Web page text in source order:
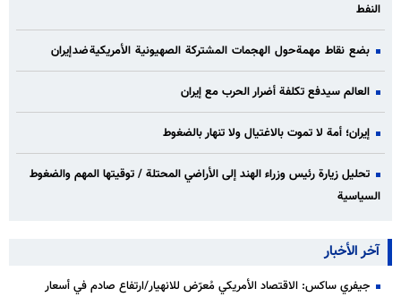
النفط
بضع نقاط مهمة حول الهجمات المشتركة الصهيونية الأمريكية ضد إيران
العالم سيدفع تكلفة أضرار الحرب مع إيران
إيران؛ أمة لا تموت بالاغتيال ولا تنهار بالضغوط
تحليل زيارة رئيس وزراء الهند إلى الأراضي المحتلة / توقيتها المهم والضغوط
السياسية
آخر الأخبار
جيفري ساكس: الاقتصاد الأمريكي مُعرّض للانهيار/ارتفاع صادم في أسعار